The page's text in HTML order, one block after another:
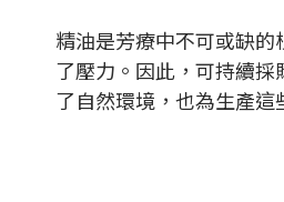
精油是芳療中不可或缺
了壓力。因此，可持續
了自然環境，也為生產這